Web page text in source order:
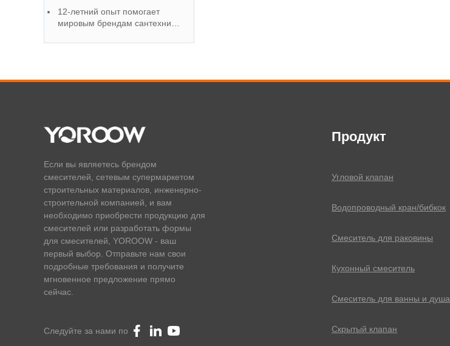
высококачественных и
экономически эффективных
12-летний опыт помогает
мировым брендам сантехники
OEM-сотрудничества
Если вы являетесь брендом
смесителей, сетевым супермаркетом
строительных материалов, инженерно-
строительной компанией, и вам
необходимо приобрести продукцию для
смесителей или разработать формы
для смесителей, YOROOW - ваш
первый выбор. Отправьте нам свои
подробные требования и получите
мгновенное предложение прямо
сейчас.
Следуйте за нами по
Продукт
Угловой клапан
Водопроводный кран/бибкок
Смеситель для раковины
Кухонный смеситель
Смеситель для ванны и душа
Скрытый клапан